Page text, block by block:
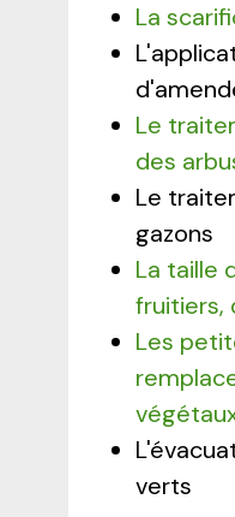
La
Le
des
Le
gazons
La taille
fruitiers,
Les
verts